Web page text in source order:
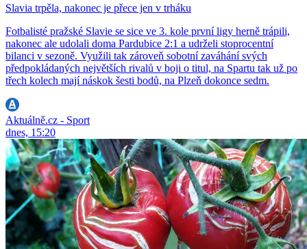
Slavia trpěla, nakonec je přece jen v trháku
Fotbalisté pražské Slavie se sice ve 3. kole první ligy herně trápili,
nakonec ale udolali doma Pardubice 2:1 a udrželi stoprocentní
bilanci v sezoně. Využili tak zároveň sobotní zaváhání svých
předpokládaných největších rivalů v boji o titul, na Spartu tak už po
třech kolech mají náskok šesti bodů, na Plzeň dokonce sedm.
Aktuálně.cz - Sport
dnes, 15:20